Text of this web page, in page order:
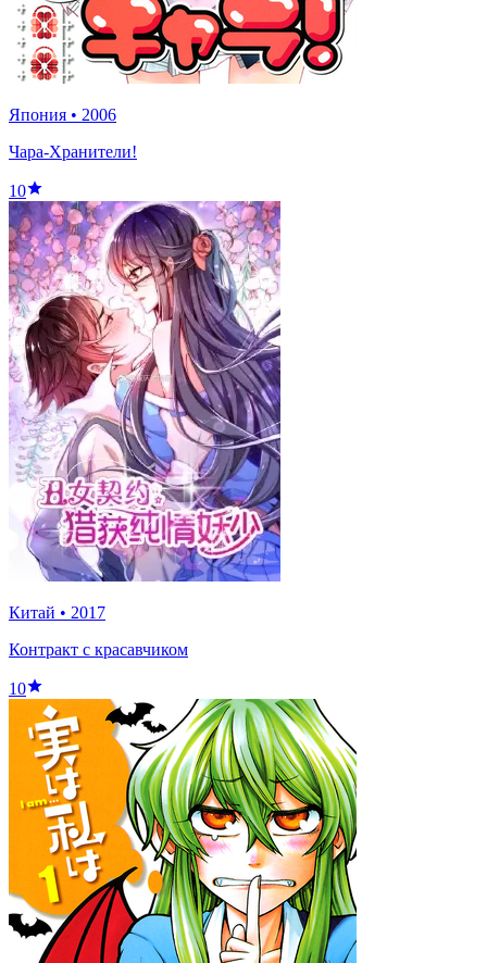
Япония • 2006
Чара-Хранители!
10
Китай • 2017
Контракт с красавчиком
10